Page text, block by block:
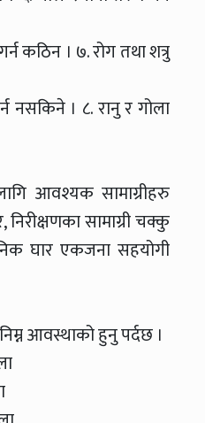
कठिन । ७. रोग तथा शत्रु
नसकिने । ८. रानु र गोला
आवश्यक सामाग्रीहरु
सामाग्री चक्कु
घार एकजना सहयोगी
आवस्थाको हुनु पर्दछ ।